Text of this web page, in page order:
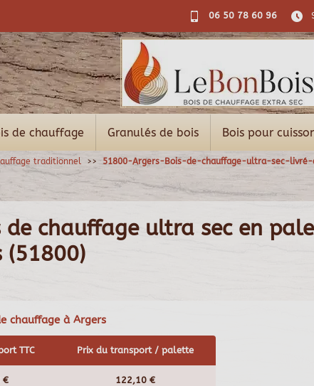
06 50 78 60 96
de chauffage Granulés de bois Bois pour
traditionnel 51800-Argers-Bois-de-chauffage-ultra-sec-livré-
de chauffage ultra sec en
(51800)
chauffage à Argers
TTC Prix du transport / palette
€ 122,10 €